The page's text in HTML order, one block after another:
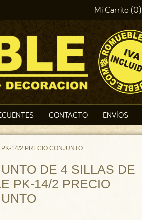
Mi Carrito (0)
CONTACTO ENVÍOS
14/2 PRECIO CONJUNTO
DE 4 SILLAS DE
PK-14/2 PRECIO